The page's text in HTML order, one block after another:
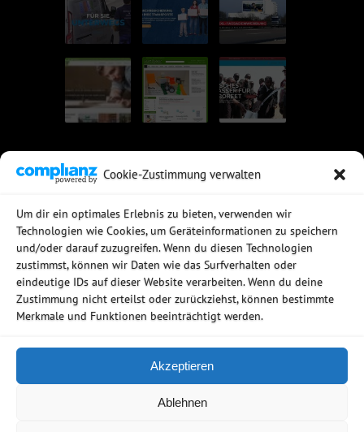
Cookie-Zustimmung verwalten
Um dir ein optimales Erlebnis zu bieten, verwenden wir
Technologien wie Cookies, um Geräteinformationen zu speichern
und/oder darauf zuzugreifen. Wenn du diesen Technologien
zustimmst, können wir Daten wie das Surfverhalten oder
eindeutige IDs auf dieser Website verarbeiten. Wenn du deine
Zustimmung nicht erteilst oder zurückziehst, können bestimmte
Merkmale und Funktionen beeinträchtigt werden.
Akzeptieren
Ablehnen
Rechtssichere Email-Archivierung
MDaemon Mail- & Groupwareserver
Virtualisierung mit vmWare
Sophos UTM - Mehr als eine Firewall
Netzwerkstudio